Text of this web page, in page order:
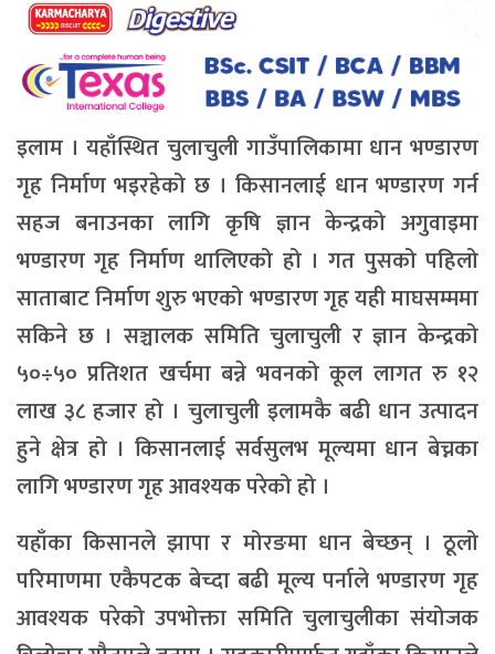
इलाम । यहाँस्थित चुलाचुली गाउँपालिकामा धान भण्डारण
गृह निर्माण भइरहेको छ । किसानलाई धान भण्डारण गर्न
सहज बनाउनका लागि कृषि ज्ञान केन्द्रको अगुवाइमा
भण्डारण गृह निर्माण थालिएको हो । गत पुसको पहिलो
साताबाट निर्माण शुरु भएको भण्डारण गृह यही माघसम्ममा
सकिने छ । सञ्चालक समिति चुलाचुली र ज्ञान केन्द्रको
५०÷५० प्रतिशत खर्चमा बन्ने भवनको कूल लागत रु १२
लाख ३८ हजार हो । चुलाचुली इलामकै बढी धान उत्पादन
हुने क्षेत्र हो । किसानलाई सर्वसुलभ मूल्यमा धान बेच्नका
लागि भण्डारण गृह आवश्यक परेको हो ।
यहाँका किसानले झापा र मोरङमा धान बेच्छन् । ठूलो
परिमाणमा एकैपटक बेच्दा बढी मूल्य पर्नाले भण्डारण गृह
आवश्यक परेको उपभोक्ता समिति चुलाचुलीका संयोजक